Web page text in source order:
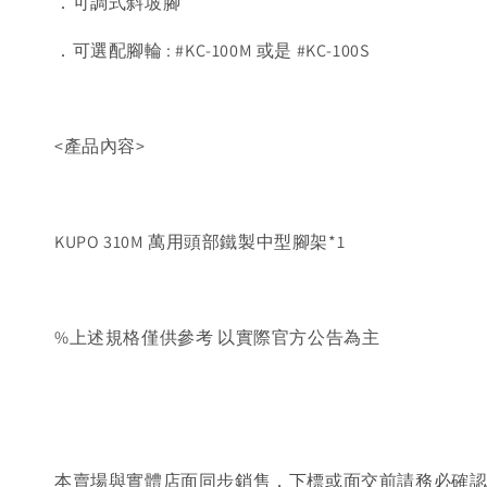
．可選配腳輪 : #KC-100M 或是 #KC-100S
<產品內容>
KUPO 310M 萬用頭部鐵製中型腳架*1
%上述規格僅供參考 以實際官方公告為主
本賣場與實體店面同步銷售，下標或面交前請務必確